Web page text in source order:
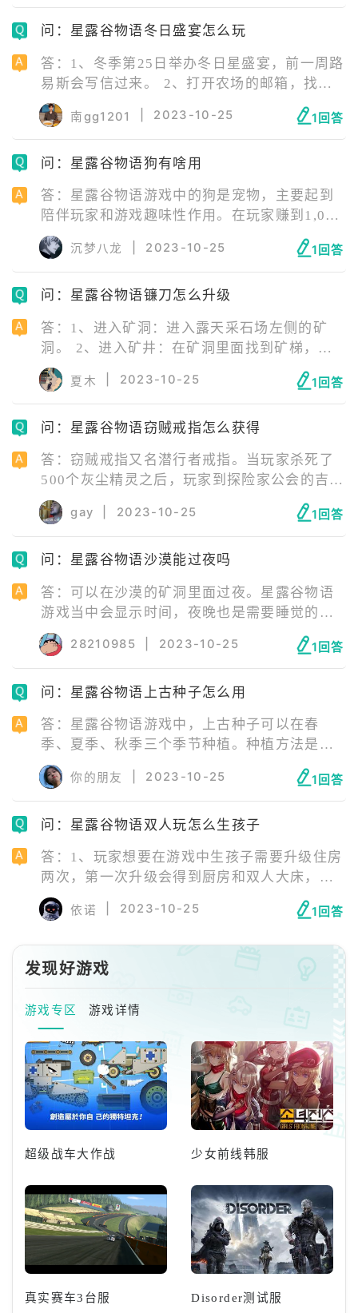
打果树上的果，此外它还可以使用爆破弹药作
为子弹(铁锭X1、煤X1)，爆破弹药会在射出之
害到敌人。
问：星露谷物语冬日盛宴怎么玩
答：1、冬季第25日举办冬日星盛宴，前一周路
易斯会写信过来。 2、打开农场的邮箱，找到
路易斯写来的信。 3、在路易斯的信里，会透
漏神秘好友是谁，这个是系统随机选择的。
4、冬日星盛宴当日进入小镇，找到神秘好友。
5、点击是按钮，将准备好的礼物送给神秘好
星盛宴就结束了。
南gg1201 2023-10-25 1回答
问：星露谷物语狗有啥用
答：星露谷物语游戏中的狗是宠物，主要起到
陪伴玩家和游戏趣味性作用。在玩家赚到1,000
金币后，玛妮会在接下来的第一个周三或者周
五带着猫或者狗来找玩家，每天玩家都可以去
爱抚您的宠物，而且宠物也会表达它对您的
爱。
沉梦八龙 2023-10-25 1回答
问：星露谷物语镰刀怎么升级
答：1、进入矿洞：进入露天采石场左侧的矿
洞。 2、进入矿井：在矿洞里面找到矿梯，从
这里下到矿区。 3、找到死神：在矿区最深处
找到拿到镰刀的死神雕像。 4、升级金镰刀：
点击死神雕像，这样玩家就获得金镰刀了。
夏木 2023-10-25 1回答
问：星露谷物语窃贼戒指怎么获得
答：窃贼戒指又名潜行者戒指。当玩家杀死了
500个灰尘精灵之后，玩家到探险家公会的吉尔
处即可领取潜行者戒指。在玩家完成该悬赏任
务后也可以花费20,000g从马龙那里买到潜行者
戒指。
gay 2023-10-25 1回答
问：星露谷物语沙漠能过夜吗
答：可以在沙漠的矿洞里面过夜。星露谷物语
游戏当中会显示时间，夜晚也是需要睡觉的，
超过十点就会显示夜深，表示需要回家睡觉
了。如果到了凌晨两点还没有睡觉，就会直接
昏迷，第二天早上包裹里还会丢失几样物品并
且会收取金币。
28210985 2023-10-25 1回答
问：星露谷物语上古种子怎么用
答：星露谷物语游戏中，上古种子可以在春
季、夏季、秋季三个季节种植。种植方法是玩
家在农场的农田处种植，上古种子28天后才可
以长成，每7天可收获一次果实，结出的果实为
上古水果，玩家使用种子生产器时，将除上古
水果以外的任何作物放进种子生产器时，都有
你的朋友 2023-10-25 1回答
问：星露谷物语双人玩怎么生孩子
答：1、玩家想要在游戏中生孩子需要升级住房
两次，第一次升级会得到厨房和双人大床，与
心仪的NPC结婚，第二次升级可以得到地窖和
婴儿房。 2、玩家需要经常给自己的配偶送礼
时就可以触发生或者领养孩子的剧情。 3、这
时配偶会问要不要孩子，点击是，在等待孩子
的过程中有可能有流产的情况，一定要做好备
份。
依诺 2023-10-25 1回答
发现好游戏
游戏专区 游戏详情
超级战车大作战 少女前线韩服
真实赛车3台服 Disorder测试服